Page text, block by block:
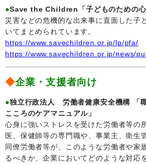
●Save the Children「子どものための心
災害などの危機的な出来事に直面した子
いてまとめられています。
https://www.savechildren.or.jp/lp/pfa/
https://www.savechildren.or.jp/news/
◆企業・支援者向け
●独立行政法人 労働者健康安全機構 「
こころのケアマニュアル」
心身に強いストレスを受けた労働者等の
医、保健師等の専門職や、事業主、衛生
同僚労働者等が、このような労働者や家
るべきか、企業においてどのような対応